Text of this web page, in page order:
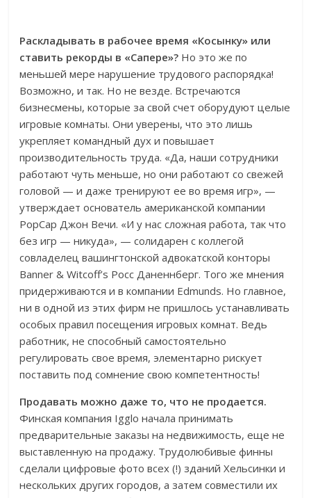
Раскладывать в рабочее время «Косынку» или
ставить рекорды в «Сапере»? Но это же по
меньшей мере нарушение трудового распорядка!
Возможно, и так. Но не везде. Встречаются
бизнесмены, которые за свой счет оборудуют целые
игровые комнаты. Они уверены, что это лишь
укрепляет командный дух и повышает
производительность труда. «Да, наши сотрудники
работают чуть меньше, но они работают со свежей
головой — и даже тренируют ее во время игр», —
утверждает основатель американской компании
PopCap Джон Вечи. «И у нас сложная работа, так что
без игр — никуда», — солидарен с коллегой
совладелец вашингтонской адвокатской конторы
Banner & Witcoff’s Росс Даненнберг. Того же мнения
придерживаются и в компании Edmunds. Но главное,
ни в одной из этих фирм не пришлось устанавливать
особых правил посещения игровых комнат. Ведь
работник, не способный самостоятельно
регулировать свое время, элементарно рискует
поставить под сомнение свою компетентность!
Продавать можно даже то, что не продается.
Финская компания Igglo начала принимать
предварительные заказы на недвижимость, еще не
выставленную на продажу. Трудолюбивые финны
сделали цифровые фото всех (!) зданий Хельсинки и
нескольких других городов, а затем совместили их